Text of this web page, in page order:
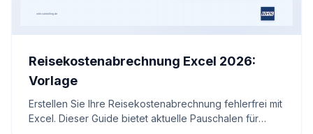
Reisekostenabrechnung Excel 2026:
Vorlage
Erstellen Sie Ihre Reisekostenabrechnung fehlerfrei mit
Excel. Dieser Guide bietet aktuelle Pauschalen für